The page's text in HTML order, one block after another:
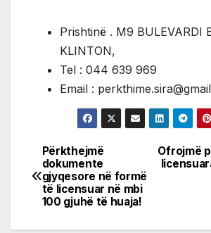
Prishtinë . M9 BULEVARDI
KLINTON,
Tel : 044 639 969
Email :
Post
navigation
Ofrojmë
Përkthejmë
dokumente
gjyqesore në formë
të licensuar në mbi
100 gjuhë të huaja!